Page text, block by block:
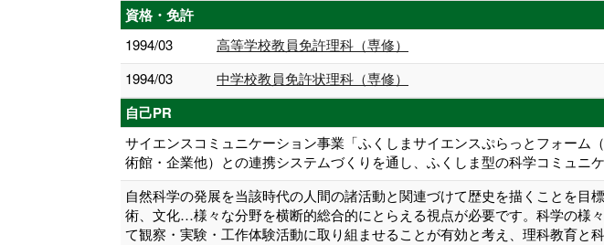
資格・免許
1994/03
高等学校教員免許理科（専修）
1994/03
中学校教員免許状理科（専修）
自己PR
サイエンスコミュニケーション事業「ふくしまサイエンスぷらっとフォー
術館・企業他）との連携システムづくりを通し、ふくしま型の科学コミュニ
自然科学の発展を当該時代の人間の諸活動と関連づけて歴史を描くことを
術、文化…様々な分野を横断的総合的にとらえる視点が必要です。科学の様
て観察・実験・工作体験活動に取り組ませることが有効と考え、理科教育と